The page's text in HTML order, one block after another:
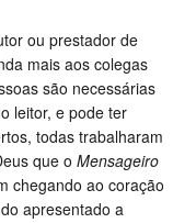
ou prestador de
mais aos colegas
são necessárias
leitor, e pode ter
todas trabalharam
que o Mensageiro
chegando ao coração
apresentado a